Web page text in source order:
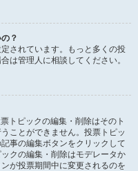
？
されています。もっと多くの投
は管理人に相談してください。
トピックの編集・削除はそのト
ことができません。投票トピッ
事の編集ボタンをクリックして
クの編集・削除はモデレータか
が投票期間中に変更されるのを